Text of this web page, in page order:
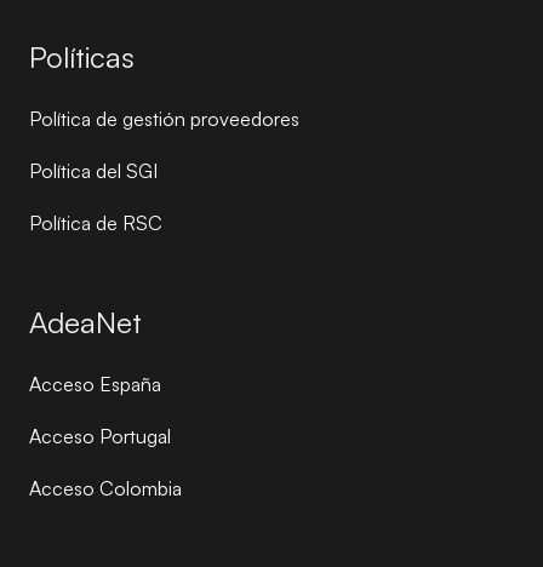
Políticas
Política de gestión proveedores
Política del SGI
Política de RSC
AdeaNet
Acceso España
Acceso Portugal
Acceso Colombia